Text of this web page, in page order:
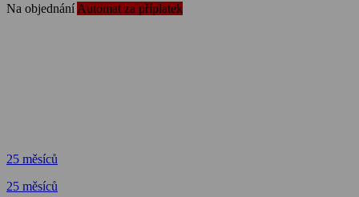
Na objednání Automat za příplatek
25 měsíců
25 měsíců